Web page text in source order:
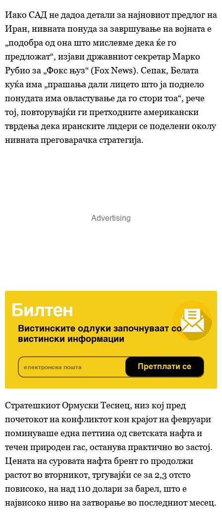
Иако САД не дадоа детали за најновиот предлог на
Иран, нивната понуда за завршување на војната е
„подобра од она што мислевме дека ќе го
предложат“, изјави државниот секретар Марко
Рубио за „Фокс њуз“ (Fox News). Сепак, Белата
куќа има „прашања дали лицето што ја поднело
понудата има овластување да го стори тоа“, рече
тој, повторувајќи ги претходните американски
тврдења дека иранските лидери се поделени околу
нивната преговарачка стратегија.
Билтен
Вистинските одлуки започнуваат со
вистински информации
Претплати се
Стратешкиот Ормуски Теснец, низ кој пред
почетокот на конфликтот кон крајот на февруари
поминуваше една петтина од светската нафта и
течен природен гас, останува практично во застој.
Цената на суровата нафта брент го продолжи
растот во вторникот, тргувајќи се за 2,3 отсто
повисоко, на над 110 долари за барел, што е
највисоко ниво на затворање во последниот месец.